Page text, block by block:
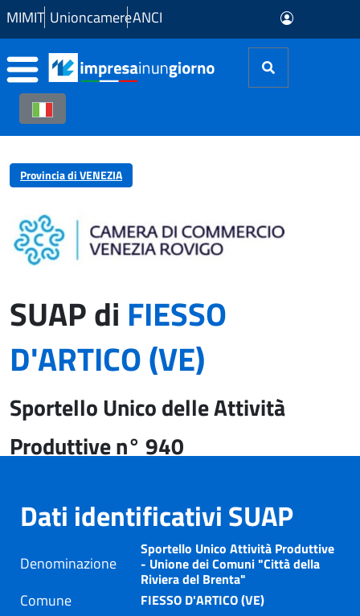
Skip to Main Content
MIMIT UnioncamereANCI
Provincia di VENEZIA
SUAP di FIESSO
D'ARTICO (VE)
Sportello Unico delle Attività
Produttive n° 940
Dati identificativi SUAP
Denominazione
Sportello Unico Attività Produttive
- Unione dei Comuni "Città della
Riviera del Brenta"
Comune FIESSO D'ARTICO (VE)